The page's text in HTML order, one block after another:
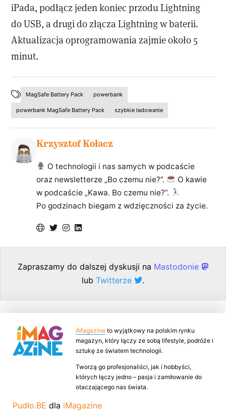
iPada, podłącz jeden koniec przodu Lightning
do USB, a drugi do złącza Lightning w baterii.
Aktualizacja oprogramowania zajmie około 5
minut.
MagSafe Battery Pack powerbank
powerbank MagSafe Battery Pack szybkie ładowanie
Krzysztof Kołacz
O technologii i nas samych w podcaście
oraz newsletterze „Bo czemu nie?”.
O kawie
w podcaście „Kawa. Bo czemu nie?”.
Po godzinach biegam z wdzięczności za życie.
Zapraszamy do dalszej dyskusji na Mastodonie
lub Twitterze .
iMagazine to wyjątkowy na polskim rynku
magazyn, który łączy ze sobą lifestyle, podróże i
sztukę ze światem technologii.
Tworzą go profesjonaliści, jak i hobbyści,
których łączy jedno – pasja i zamiłowanie do
otaczającego nas świata.
Pudło.BE dla iMagazine